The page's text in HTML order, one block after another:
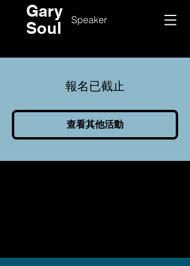
Gary
Soul
Speaker
報名已截止
查看其他活動